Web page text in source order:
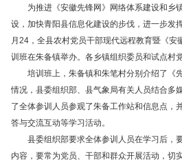
为推进《安徽先锋网》网络体系建设和乡
设，加快青阳县信息化建设的步伐，进一步发
月24，全县农村党员干部现代远程教育暨《安
训班在朱备镇举办。各乡镇组织委员和试点村
培训班上，朱备镇和朱笔村分别介绍了《
情况，县委组织部、县气象局有关人员结合多
了全体参训人员参观了朱备工作站和信息点，
答与交流互动等学习活动。
县委组织部要求全体参训人员在学习后，
内容，要常为党员、干部和群众开展活动，切